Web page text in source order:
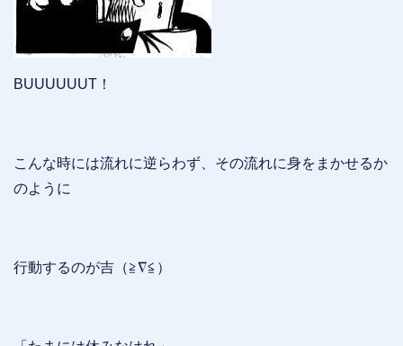
BUUUUUUT！
こんな時には流れに逆らわず、その流れに身をまかせるか
のように
行動するのが吉（≧∇≦）